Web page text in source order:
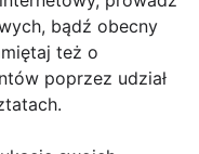
bądź obecny
też o
poprzez udział